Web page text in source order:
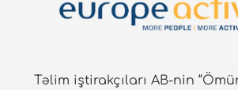
Təlim iştirakçıları AB-nin